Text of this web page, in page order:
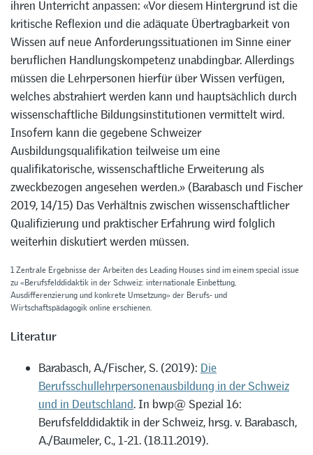
ihren Unterricht anpassen: «Vor diesem Hintergrund ist die
kritische Reflexion und die adäquate Übertragbarkeit von
Wissen auf neue Anforderungssituationen im Sinne einer
beruflichen Handlungskompetenz unabdingbar. Allerdings
müssen die Lehrpersonen hierfür über Wissen verfügen,
welches abstrahiert werden kann und hauptsächlich durch
wissenschaftliche Bildungsinstitutionen vermittelt wird.
Insofern kann die gegebene Schweizer
Ausbildungsqualifikation teilweise um eine
qualifikatorische, wissenschaftliche Erweiterung als
zweckbezogen angesehen werden.» (Barabasch und Fischer
2019, 14/15) Das Verhältnis zwischen wissenschaftlicher
Qualifizierung und praktischer Erfahrung wird folglich
weiterhin diskutiert werden müssen.
1 Zentrale Ergebnisse der Arbeiten des Leading Houses sind im einem special issue
zu «Berufsfelddidaktik in der Schweiz: internationale Einbettung,
Ausdifferenzierung und konkrete Umsetzung» der Berufs- und
Wirtschaftspädagogik online erschienen.
Literatur
Barabasch, A./Fischer, S. (2019): Die
Berufsschullehrpersonenausbildung in der Schweiz
und in Deutschland. In bwp@ Spezial 16:
Berufsfelddidaktik in der Schweiz, hrsg. v. Barabasch,
A./Baumeler, C., 1-21. (18.11.2019).